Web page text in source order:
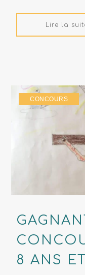
Lire la
CONCOURS
8 ANS